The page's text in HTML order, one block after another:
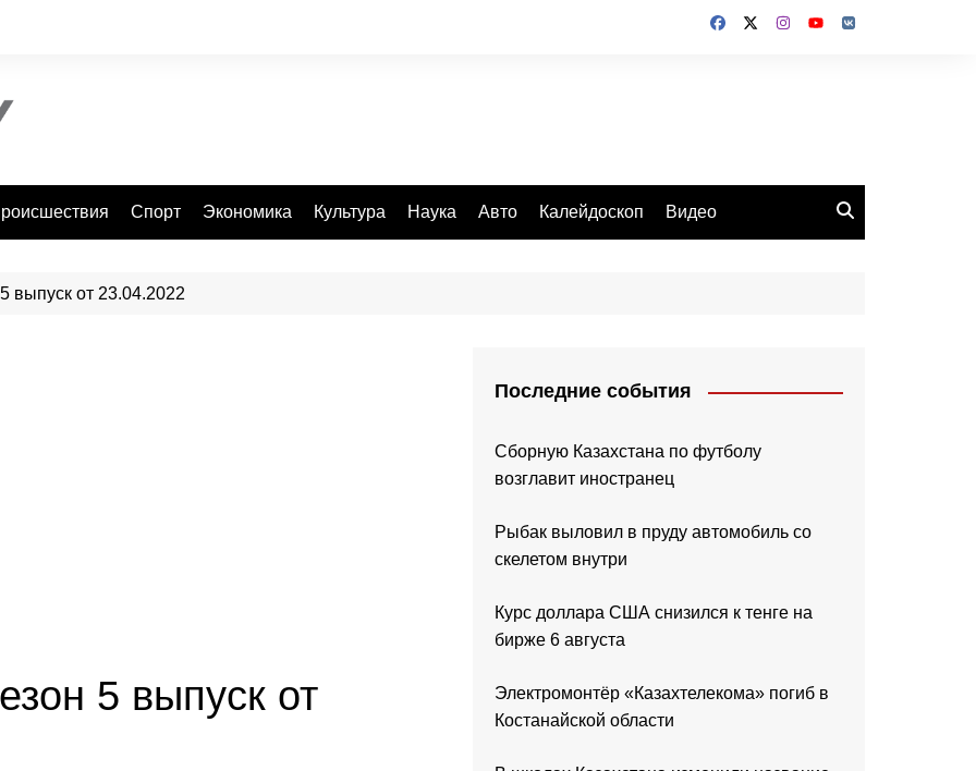
Спорт Экономика Культура Наука Авто Калейдоскоп Видео
выпуск от 23.04.2022
5 выпуск от
Последние события
Сборную Казахстана по футболу
возглавит иностранец
Рыбак выловил в пруду автомобиль со
скелетом внутри
Курс доллара США снизился к тенге на
бирже 6 августа
Электромонтёр «Казахтелекома» погиб в
Костанайской области